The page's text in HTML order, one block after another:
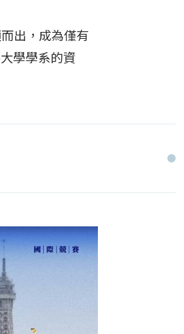
出，成為僅有
學學系的資